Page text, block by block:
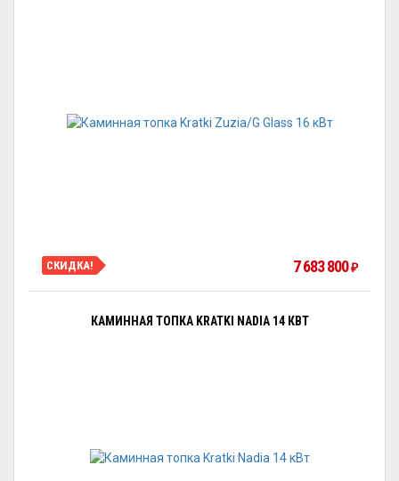
СКИДКА! 7 683 800₽
КАМИННАЯ ТОПКА KRATKI NADIA 14 КВТ